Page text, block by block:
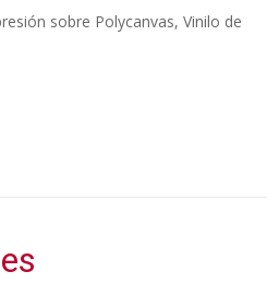
sobre Polycanvas, Vinilo de